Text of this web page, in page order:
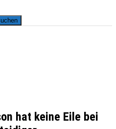
hat keine Eile bei